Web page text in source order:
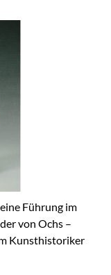
Führung im
von Ochs –
Kunsthistoriker